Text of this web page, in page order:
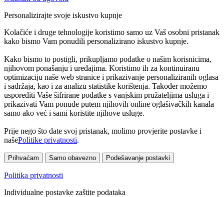
Personalizirajte svoje iskustvo kupnje
Kolačiće i druge tehnologije koristimo samo uz Vaš osobni pristanak
kako bismo Vam ponudili personalizirano iskustvo kupnje.
Kako bismo to postigli, prikupljamo podatke o našim korisnicima,
njihovom ponašanju i uređajima. Koristimo ih za kontinuiranu
optimizaciju naše web stranice i prikazivanje personaliziranih oglasa
i sadržaja, kao i za analizu statistike korištenja. Također možemo
usporediti Vaše šifrirane podatke s vanjskim pružateljima usluga i
prikazivati Vam ponude putem njihovih online oglašivačkih kanala
samo ako već i sami koristite njihove usluge.
Prije nego što date svoj pristanak, molimo provjerite postavke i
našePolitike privatnosti.
Prihvaćam Samo obavezno Podešavanje postavki
Politika privatnosti
Individualne postavke zaštite podataka